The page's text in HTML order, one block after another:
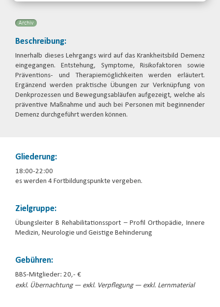
Archiv
Beschreibung:
Innerhalb dieses Lehrgangs wird auf das Krankheitsbild Demenz
eingegangen. Entstehung, Symptome, Risikofaktoren sowie
Präventions- und Therapiemöglichkeiten werden erläutert.
Ergänzend werden praktische Übungen zur Verknüpfung von
Denkprozessen und Bewegungsabläufen aufgezeigt, welche als
präventive Maßnahme und auch bei Personen mit beginnender
Demenz durchgeführt werden können.
Gliederung:
18:00-22:00
es werden 4 Fortbildungspunkte vergeben.
Zielgruppe:
Übungsleiter B Rehabilitationssport – Profil Orthopädie, Innere
Medizin, Neurologie und Geistige Behinderung
Gebühren:
BBS-Mitglieder: 20,- €
exkl. Übernachtung — exkl. Verpflegung — exkl. Lernmaterial